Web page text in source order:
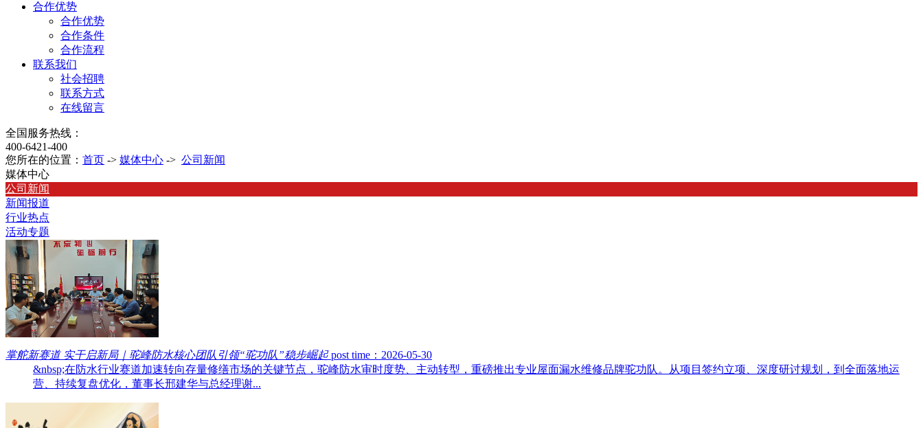
合作优势
合作优势
合作条件
合作流程
联系我们
社会招聘
联系方式
在线留言
全国服务热线：
400-6421-400
您所在的位置： 首页 -> 媒体中心 -> 公司新闻
媒体中心
公司新闻
新闻报道
行业热点
活动专题
掌舵新赛道 实干启新局｜驼峰防水核心团队引领“驼功队”稳步崛起 post time：2026-05-30
&nbsp;在防水行业赛道加速转向存量修缮市场的关键节点，驼峰防水审时度势、主动转型，重磅推出专业屋面漏水维修品牌驼功队。从项目签约立项、深度研讨规划，到全面落地运
营、持续复盘优化，董事长邢建华与总经理谢...